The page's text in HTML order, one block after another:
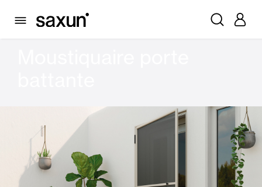
PRODUITS MOUSTIQUAIRES